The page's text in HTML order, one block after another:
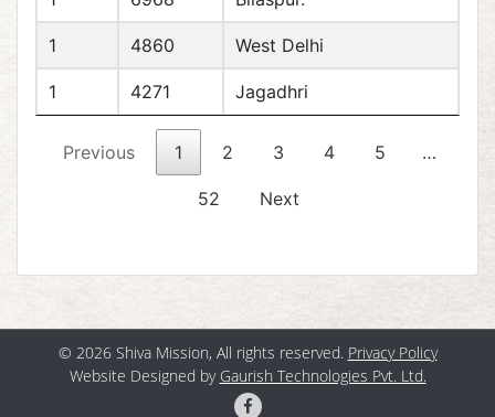
1 4860 West Delhi
1 4271 Jagadhri
Previous 1 2 3 4 5 …
52 Next
© 2026 Shiva Mission, All rights reserved. Privacy Policy
Website Designed by Gaurish Technologies Pvt. Ltd.